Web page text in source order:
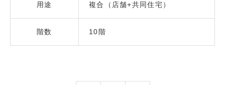
用途 複合（店舗+共同住宅）
階数 10階